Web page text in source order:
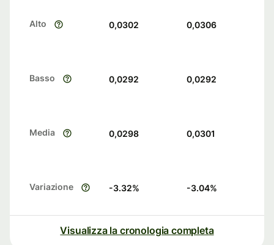
Alto 0,0302 0,0306
Basso 0,0292 0,0292
Media 0,0298 0,0301
Variazione -3.32% -3.04%
Visualizza la cronologia completa